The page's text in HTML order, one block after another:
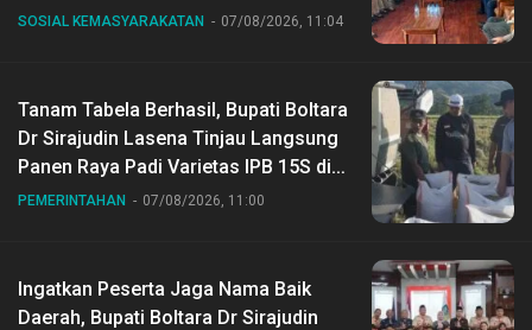
SOSIAL KEMASYARAKATAN 07/08/2026, 11:04
Tanam Tabela Berhasil, Bupati Boltara
Dr Sirajudin Lasena Tinjau Langsung
Panen Raya Padi Varietas IPB 15S di
Desa Gihang
PEMERINTAHAN 07/08/2026, 11:00
Ingatkan Peserta Jaga Nama Baik
Daerah, Bupati Boltara Dr Sirajudin